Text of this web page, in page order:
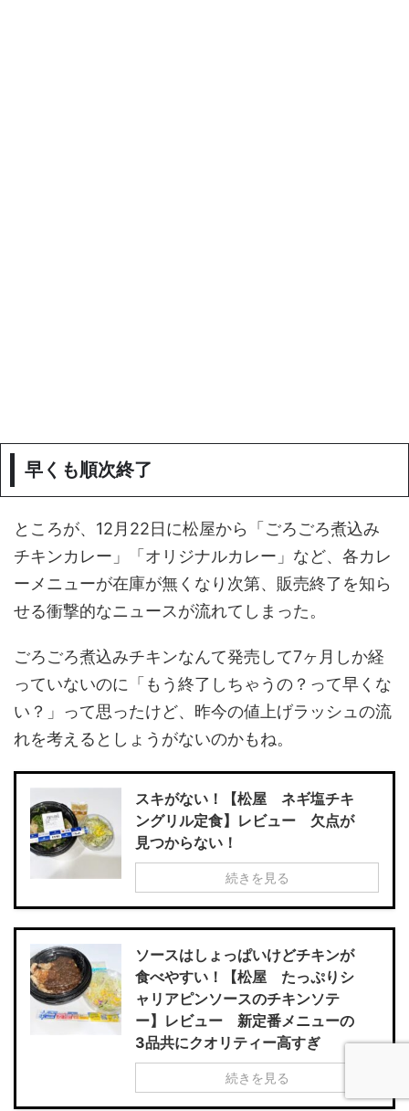
早くも順次終了
ところが、12月22日に松屋から「ごろごろ煮込み
チキンカレー」「オリジナルカレー」など、各カレ
ーメニューが在庫が無くなり次第、販売終了を知ら
せる衝撃的なニュースが流れてしまった。
ごろごろ煮込みチキンなんて発売して7ヶ月しか経
っていないのに「もう終了しちゃうの？って早くな
い？」って思ったけど、昨今の値上げラッシュの流
れを考えるとしょうがないのかもね。
スキがない！【松屋 ネギ塩チキ
ングリル定食】レビュー 欠点が
見つからない！
続きを見る
ソースはしょっぱいけどチキンが
食べやすい！【松屋 たっぷりシ
ャリアピンソースのチキンソテ
ー】レビュー 新定番メニューの
3品共にクオリティー高すぎ
続きを見る